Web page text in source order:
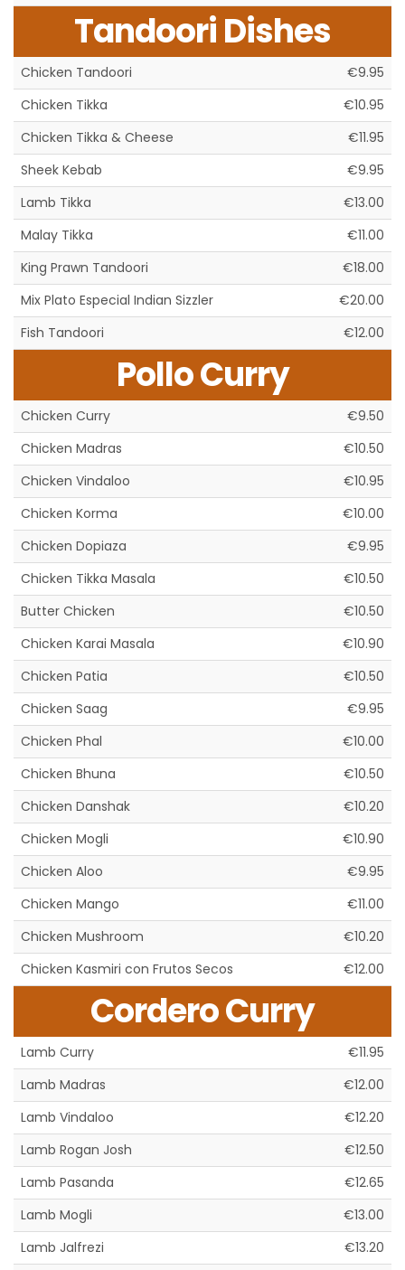
Tandoori Dishes
Chicken Tandoori
€9.95
Chicken Tikka
€10.95
Chicken Tikka & Cheese
€11.95
Sheek Kebab
€9.95
Lamb Tikka
€13.00
Malay Tikka
€11.00
King Prawn Tandoori
€18.00
Mix Plato Especial Indian Sizzler
€20.00
Fish Tandoori
€12.00
Pollo Curry
Chicken Curry
€9.50
Chicken Madras
€10.50
Chicken Vindaloo
€10.95
Chicken Korma
€10.00
Chicken Dopiaza
€9.95
Chicken Tikka Masala
€10.50
Butter Chicken
€10.50
Chicken Karai Masala
€10.90
Chicken Patia
€10.50
Chicken Saag
€9.95
Chicken Phal
€10.00
Chicken Bhuna
€10.50
Chicken Danshak
€10.20
Chicken Mogli
€10.90
Chicken Aloo
€9.95
Chicken Mango
€11.00
Chicken Mushroom
€10.20
Chicken Kasmiri con Frutos Secos
€12.00
Cordero Curry
Lamb Curry
€11.95
Lamb Madras
€12.00
Lamb Vindaloo
€12.20
Lamb Rogan Josh
€12.50
Lamb Pasanda
€12.65
Lamb Mogli
€13.00
Lamb Jalfrezi
€13.20